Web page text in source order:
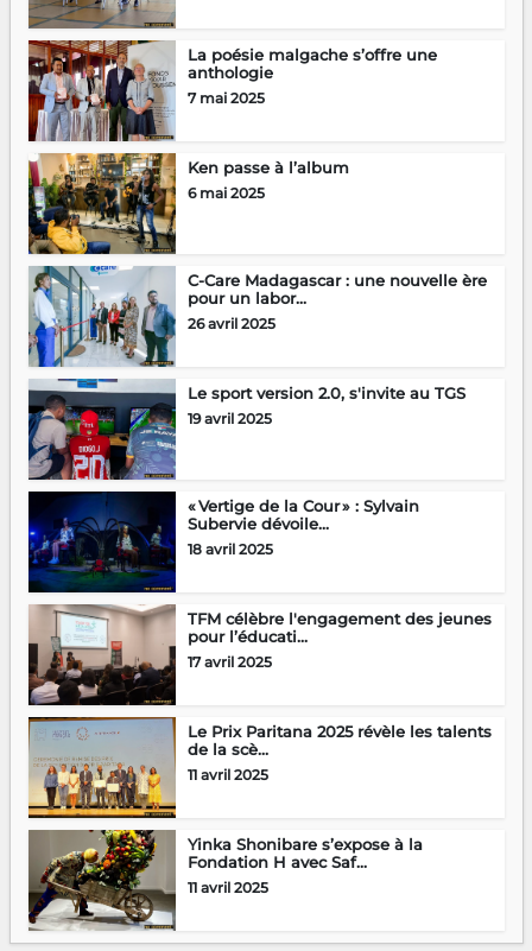
La poésie malgache s’offre une
anthologie
7 mai 2025
Ken passe à l’album
6 mai 2025
C-Care Madagascar : une nouvelle ère
pour un labor...
26 avril 2025
Le sport version 2.0, s'invite au TGS
19 avril 2025
« Vertige de la Cour » : Sylvain
Subervie dévoile...
18 avril 2025
TFM célèbre l'engagement des jeunes
pour l’éducati...
17 avril 2025
Le Prix Paritana 2025 révèle les talents
de la scè...
11 avril 2025
Yinka Shonibare s’expose à la
Fondation H avec Saf...
11 avril 2025